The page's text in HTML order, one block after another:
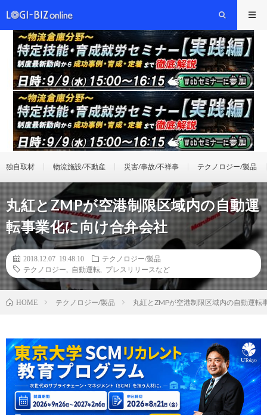
独自取材 物流施設/不動産 災害/事故/不祥事 テクノロジー/製品
丸紅とZMPが空港制限区域内の自動運
転事業化に向け合弁会社
2018.12.07 19:48:10
テクノロジー/製品
テクノロジー
自動運転 プレスリリースなど
HOME テクノロジー/製品 丸紅とZMPが空港制限区域内の自動運転